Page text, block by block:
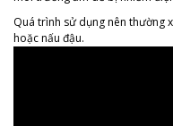
Quá trình sử dụng nên thường
hoặc nấu đậu.